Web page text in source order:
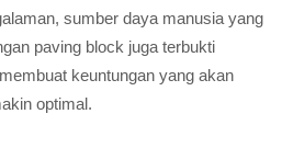
sumber daya manusia yang
paving block juga terbukti
keuntungan yang akan
optimal.